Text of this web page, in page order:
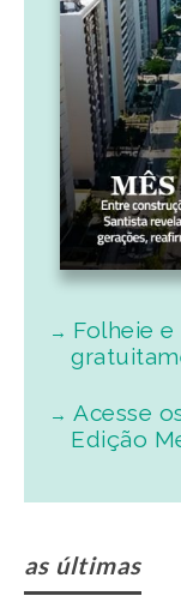
Folheie e
Acesse
Edição
as últimas